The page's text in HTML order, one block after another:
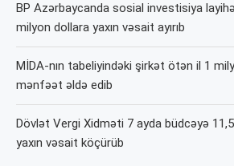
BP Azərbaycanda sosial investisiya
milyon dollara yaxın vəsait ayırıb
MİDA-nın tabeliyindəki şirkət ötən il 1
mənfəət əldə edib
Dövlət Vergi Xidməti 7 ayda büdcəyə
yaxın vəsait köçürüb